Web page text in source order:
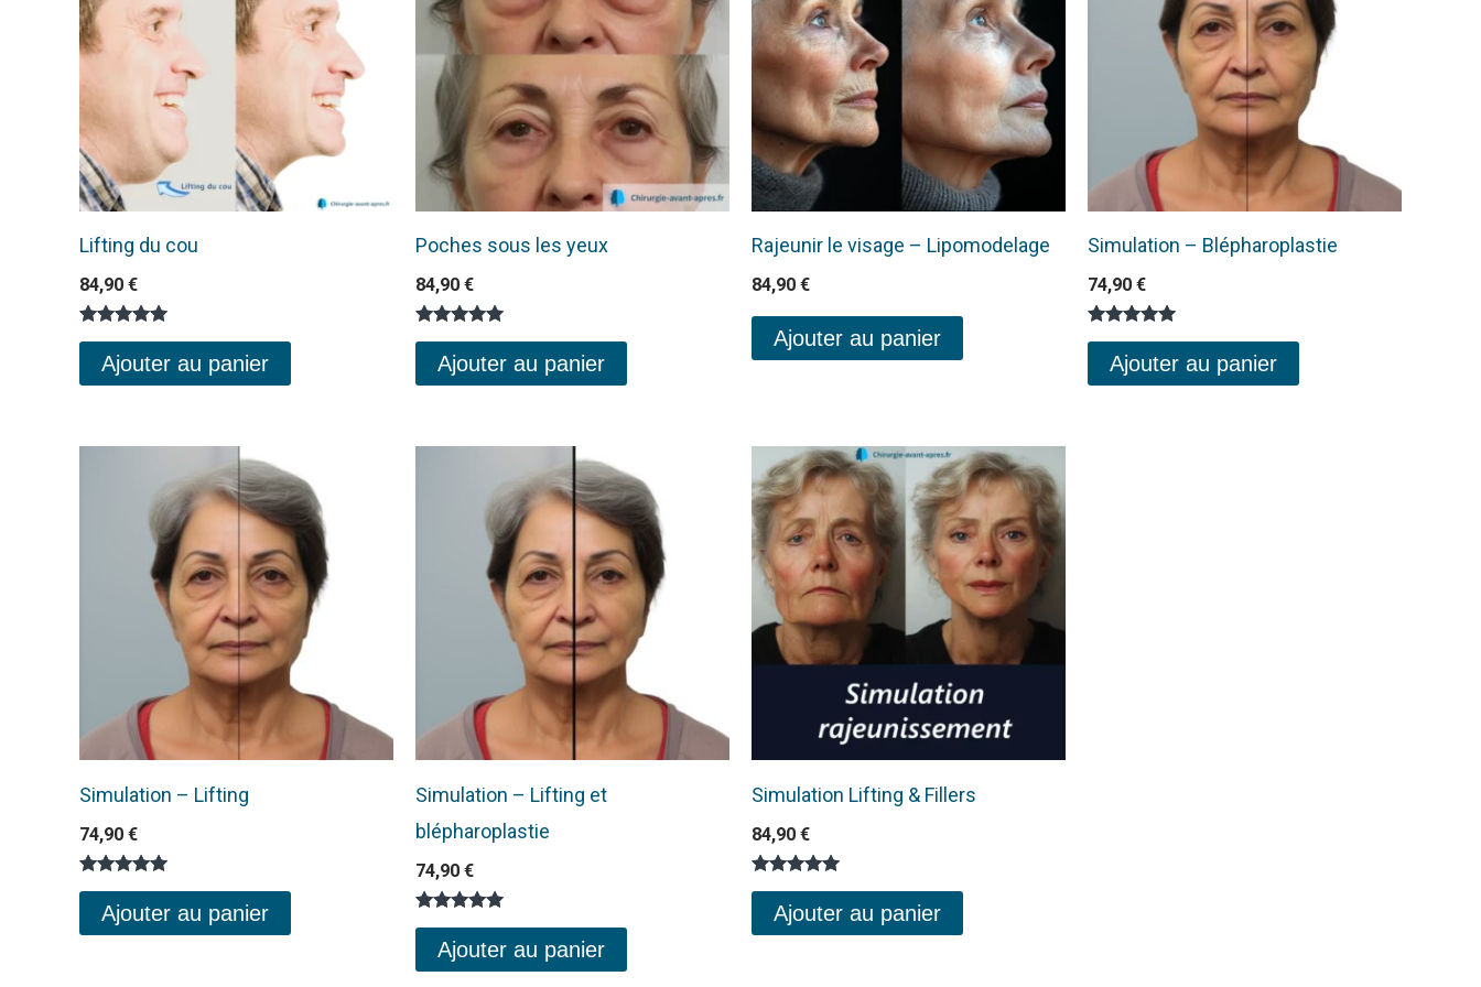
Lifting du cou
84,90 €
Note
5.00
sur 5
Ajouter au panier
Poches sous les yeux
84,90 €
Note
5.00
sur 5
Ajouter au panier
Rajeunir le visage – Lipomodelage
84,90 €
Ajouter au panier
Simulation – Blépharoplastie
74,90 €
Note
5.00
sur 5
Ajouter au panier
Simulation – Lifting
74,90 €
Note
5.00
sur 5
Ajouter au panier
Simulation – Lifting et
blépharoplastie
74,90 €
Note
5.00
sur 5
Ajouter au panier
Simulation Lifting & Fillers
84,90 €
Note
5.00
sur 5
Ajouter au panier